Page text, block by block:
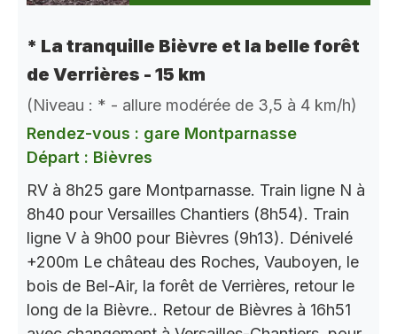
* La tranquille Bièvre et la belle forêt
de Verrières - 15 km
(Niveau : * - allure modérée de 3,5 à 4 km/h)
Rendez-vous : gare Montparnasse
Départ : Bièvres
RV à 8h25 gare Montparnasse. Train ligne N à
8h40 pour Versailles Chantiers (8h54). Train
ligne V à 9h00 pour Bièvres (9h13). Dénivelé
+200m Le château des Roches, Vauboyen, le
bois de Bel-Air, la forêt de Verrières, retour le
long de la Bièvre.. Retour de Bièvres à 16h51